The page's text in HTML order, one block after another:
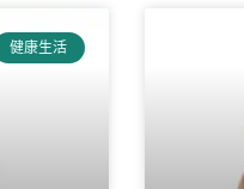
健康生活